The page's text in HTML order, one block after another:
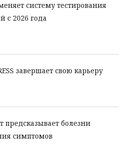
систему тестирования
с 2026 года
завершает свою карьеру
предсказывает болезни
симптомов